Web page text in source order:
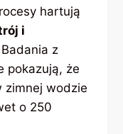
hartują
i
z
pokazują, że
zimnej wodzie
o 250